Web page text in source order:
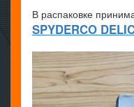
В распаковке
SPYDERCO